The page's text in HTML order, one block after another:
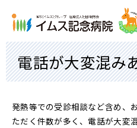
電話が大変混み
発熱等での受診相談など含め、
ただく件数が多く、電話が大変